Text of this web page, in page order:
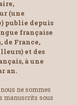
(une
publie depuis
française
de France,
et des
à une
an.
nous ne sommes
manuscrits sous